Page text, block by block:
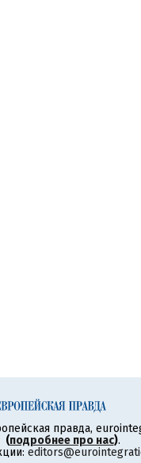
правда,
(подробнее про нас).